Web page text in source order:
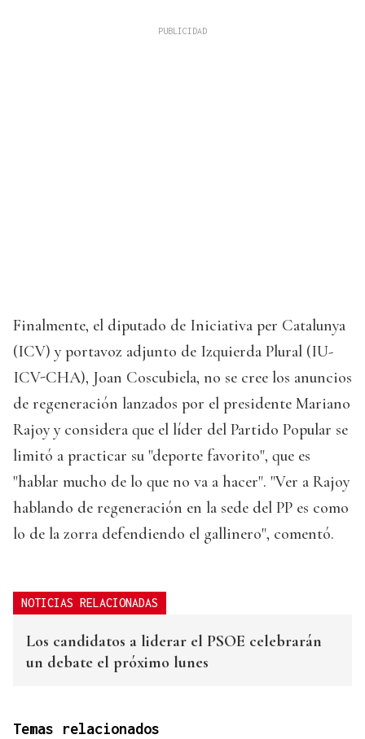
Finalmente, el diputado de Iniciativa per Catalunya
(ICV) y portavoz adjunto de Izquierda Plural (IU-
ICV-CHA), Joan Coscubiela, no se cree los anuncios
de regeneración lanzados por el presidente Mariano
Rajoy y considera que el líder del Partido Popular se
limitó a practicar su "deporte favorito", que es
"hablar mucho de lo que no va a hacer". "Ver a Rajoy
hablando de regeneración en la sede del PP es como
lo de la zorra defendiendo el gallinero", comentó.
NOTICIAS RELACIONADAS
Los candidatos a liderar el PSOE celebrarán
un debate el próximo lunes
Temas relacionados